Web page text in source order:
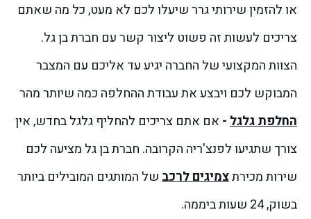
או להזמין שירותי גרר שיעלו לכם לא מעט, כל מה שאתם
צריכים לעשות זה פשוט ליצור קשר עם חברת בן גל.
הצוות המקצועי של החברה יגיע עד אליכם עם המצבר
המבוקש לכם ויבצע את עבודת ההחלפה כמה שיותר מהר
החלפת גלגל- אם אתם צריכים להחליף גלגל בחדש, אין
צורך שתגיעו לפנצ'ריה הקרובה. חברת בן גל מציעה לכם
שירות מכירתצמיגים לרכבשל המותגים המובילים ביותר
בשוק, 24 שעות ביממה.